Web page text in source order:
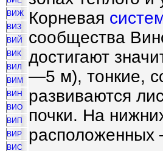
ВИЖ
ВИЗ
ВИЙ
ВИК
ВИЛ
ВИМ
ВИН
ВИО
ВИП
ВИР
ВИС
Корневая
сообщества
достигают
—5 м), тонкие,
развиваются
почки. На
расположенных